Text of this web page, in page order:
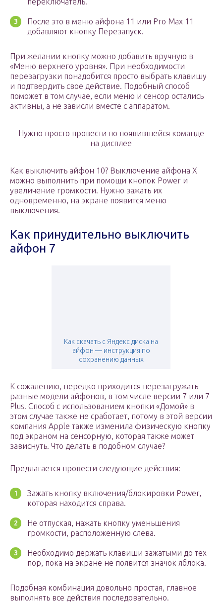
После это в меню айфона 11 или Pro Max 11
добавляют кнопку Перезапуск.
При желании кнопку можно добавить вручную в
«Меню верхнего уровня». При необходимости
перезагрузки понадобится просто выбрать клавишу
и подтвердить свое действие. Подобный способ
поможет в том случае, если меню и сенсор остались
активны, а не зависли вместе с аппаратом.
Нужно просто провести по появившейся команде
на дисплее
Как выключить айфон 10? Выключение айфона X
можно выполнить при помощи кнопок Power и
увеличение громкости. Нужно зажать их
одновременно, на экране появится меню
выключения.
Как принудительно выключить
айфон 7
Как скачать с Яндекс диска на
айфон — инструкция по
сохранению данных
К сожалению, нередко приходится перезагружать
разные модели айфонов, в том числе версии 7 или 7
Plus. Способ с использованием кнопки «Домой» в
этом случае также не сработает, потому в этой версии
компания Apple также изменила физическую кнопку
под экраном на сенсорную, которая также может
зависнуть. Что делать в подобном случае?
Предлагается провести следующие действия:
Зажать кнопку включения/блокировки Power,
которая находится справа.
Не отпуская, нажать кнопку уменьшения
громкости, расположенную слева.
Необходимо держать клавиши зажатыми до тех
пор, пока на экране не появится значок яблока.
Подобная комбинация довольно простая, главное
выполнять все действия последовательно.